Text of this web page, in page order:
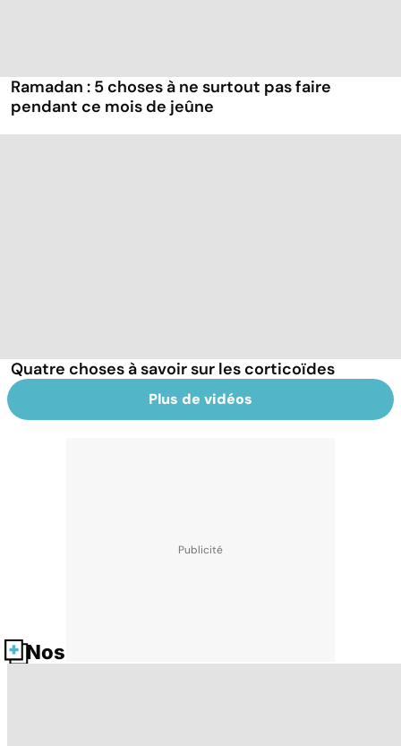
Ramadan : 5 choses à ne surtout pas faire
pendant ce mois de jeûne
Quatre choses à savoir sur les corticoïdes
Plus de vidéos
Nos fiches santé